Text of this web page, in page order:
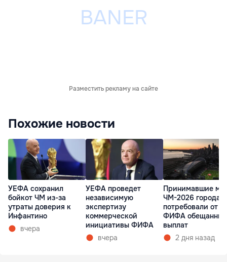
Разместить рекламу на сайте
Похожие новости
УЕФА сохранил
бойкот ЧМ из-за
утраты доверия к
Инфантино
вчера
УЕФА проведет
независимую
экспертизу
коммерческой
инициативы ФИФА
вчера
Принимавшие
ЧМ-2026 города
потребовали от
ФИФА обещанных
выплат
2 дня назад